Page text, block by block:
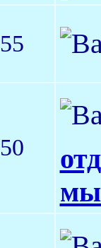
55
50